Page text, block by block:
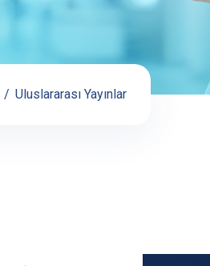
Uluslararası Yayınlar